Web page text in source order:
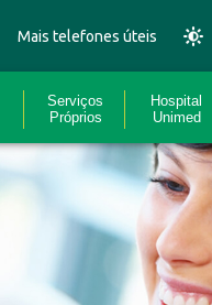
Mais telefones úteis
Serviços
Próprios
Hospital
Unimed